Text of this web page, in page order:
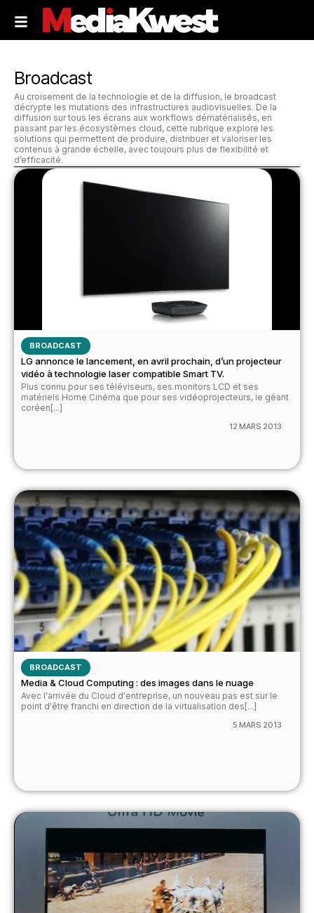
Broadcast
Au croisement de la technologie et de la diffusion, le broadcast
décrypte les mutations des infrastructures audiovisuelles. De la
diffusion sur tous les écrans aux workflows dématérialisés, en
passant par les écosystèmes cloud, cette rubrique explore les
solutions qui permettent de produire, distribuer et valoriser les
contenus à grande échelle, avec toujours plus de flexibilité et
d’efficacité.
BROADCAST
LG annonce le lancement, en avril prochain, d’un projecteur
vidéo à technologie laser compatible Smart TV.
Plus connu pour ses téléviseurs, ses monitors LCD et ses
matériels Home Cinéma que pour ses vidéoprojecteurs, le géant
coréen[...]
12 MARS 2013
BROADCAST
Media & Cloud Computing : des images dans le nuage
Avec l'arrivée du Cloud d'entreprise, un nouveau pas est sur le
point d'être franchi en direction de la virtualisation des[...]
5 MARS 2013